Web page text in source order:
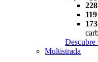
Descubre
Multistrada